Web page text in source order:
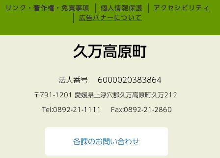
リンク・著作権・免責事項 個人情報保護
アクセシビリティ
広告バナーについて
久万高原町
法人番号 6000020383864
〒791-1201 愛媛県上浮穴郡久万高原町久万212
Tel:0892-21-1111 Fax:0892-21-2860
各課のお問い合わせ